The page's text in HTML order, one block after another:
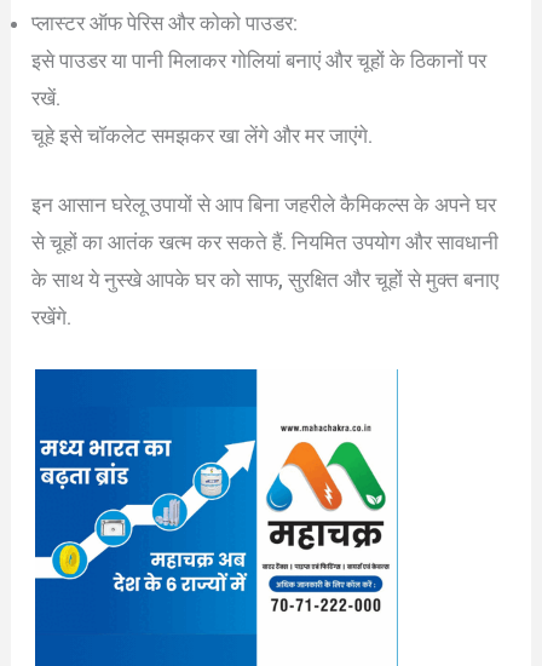
प्लास्टर ऑफ पेरिस और कोको पाउडर:
इसे पाउडर या पानी मिलाकर गोलियां बनाएं और चूहों के ठिकानों पर
रखें.
चूहे इसे चॉकलेट समझकर खा लेंगे और मर जाएंगे.
इन आसान घरेलू उपायों से आप बिना जहरीले कैमिकल्स के अपने घर
से चूहों का आतंक खत्म कर सकते हैं. नियमित उपयोग और सावधानी
के साथ ये नुस्खे आपके घर को साफ, सुरक्षित और चूहों से मुक्त बनाए
रखेंगे.